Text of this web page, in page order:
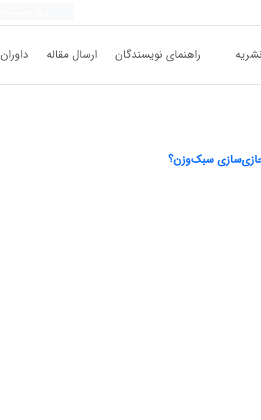
راهنمای نویسندگان ارسال مقاله داوران
سبک‌وزن؟